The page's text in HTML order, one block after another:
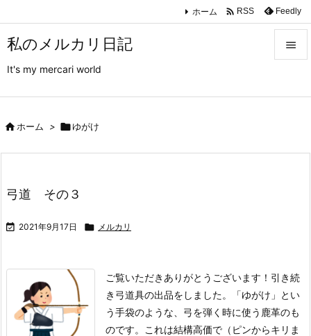
私のメルカリ日記
It's my mercari world

ホーム  RSS Feedly
ホーム > ゆがけ
弓道 その３
 2021年9月17日  メルカリ
ご覧いただきありがとうございます！ 引き続
き弓道具の出品をしました。「ゆがけ」とい
う手袋のような、弓を弾く時に使う鹿革のも
のです。これは結構高価で（ピンからキリま